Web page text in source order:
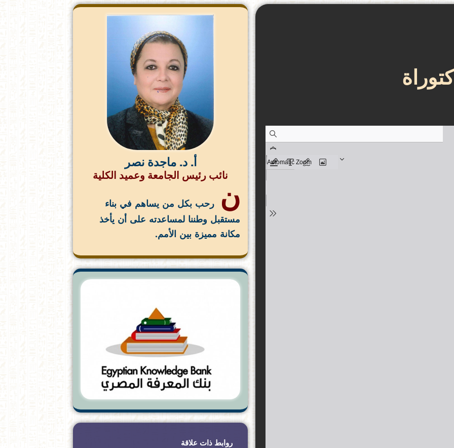
أ. د. ماجدة نصر
نائب رئيس الجامعة وعميد الكلية
ن
رحب بكل من يساهم في بناء
مستقبل وطننا لمساعدته على أن يأخذ
مكانة مميزة بين الأمم.
روابط ذات علاقة